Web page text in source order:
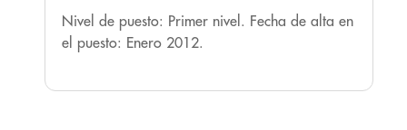
Nivel de puesto: Primer nivel. Fecha de alta en
el puesto: Enero 2012.